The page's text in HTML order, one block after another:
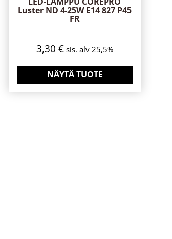
Luster ND 4-25W E14 827 P45
FR
3,30 € sis. alv 25,5%
NÄYTÄ TUOTE